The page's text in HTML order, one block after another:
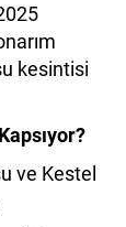
kesintisi
ve Kestel